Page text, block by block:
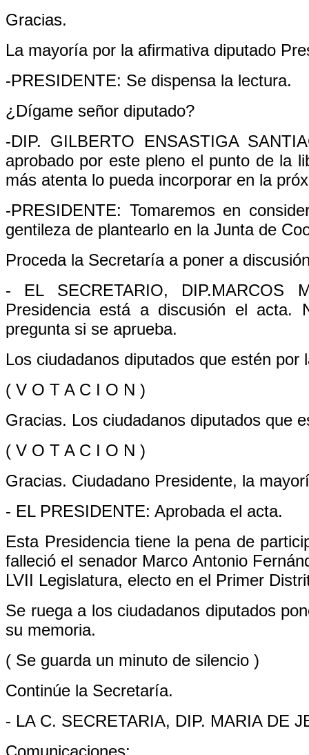
Gracias.
La mayoría por la afirmativa diputado
-PRESIDENTE: Se dispensa la lectura.
¿Dígame señor diputado?
-DIP. GILBERTO ENSASTIGA
aprobado por este pleno el punto de la
más atenta lo pueda incorporar en la
-PRESIDENTE: Tomaremos en
gentileza de plantearlo en la Junta de
Proceda la Secretaría a poner a
- EL SECRETARIO, DIP.MARCOS
Presidencia está a discusión el acta.
pregunta si se aprueba.
Los ciudadanos diputados que estén
( V O T A C I O N )
Gracias. Los ciudadanos diputados que
( V O T A C I O N )
Gracias. Ciudadano Presidente, la
- EL PRESIDENTE: Aprobada el acta.
Esta Presidencia tiene la pena de
falleció el senador Marco Antonio
LVII Legislatura, electo en el Primer
Se ruega a los ciudadanos diputados
su memoria.
( Se guarda un minuto de silencio )
Continúe la Secretaría.
- LA C. SECRETARIA, DIP. MARIA DE
Comunicaciones: